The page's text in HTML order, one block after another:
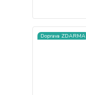
Doprava ZDARMA